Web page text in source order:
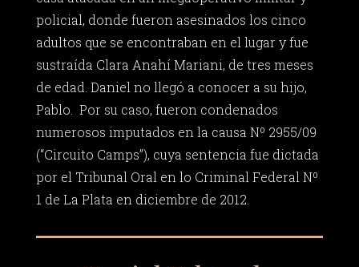
policial, donde fueron asesinados los cinco
adultos que se encontraban en el lugar y fue
sustraída Clara Anahí Mariani, de tres meses
de edad. Daniel no llegó a conocer a su hijo,
Pablo. Por su caso, fueron condenados
numerosos imputados en la causa Nº 2955/09
(“Circuito Camps”), cuya sentencia fue dictada
por el Tribunal Oral en lo Criminal Federal Nº
1 de La Plata en diciembre de 2012.